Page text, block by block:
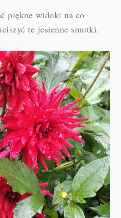
piękne widoki na co
te jesienne smutki.